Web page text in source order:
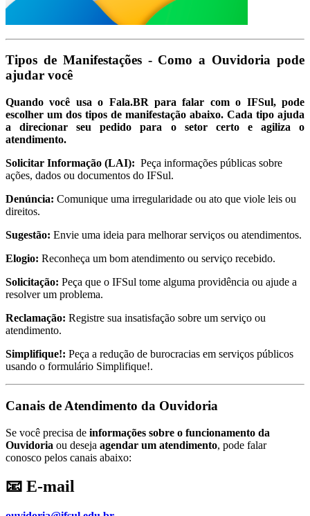
Tipos de Manifestações - Como a Ouvidoria pode
ajudar você
Quando você usa o Fala.BR para falar com o IFSul, pode
escolher um dos tipos de manifestação abaixo. Cada tipo ajuda
a direcionar seu pedido para o setor certo e agiliza o
atendimento.
Solicitar Informação (LAI): Peça informações públicas sobre
ações, dados ou documentos do IFSul.
Denúncia: Comunique uma irregularidade ou ato que viole leis ou
direitos.
Sugestão: Envie uma ideia para melhorar serviços ou atendimentos.
Elogio: Reconheça um bom atendimento ou serviço recebido.
Solicitação: Peça que o IFSul tome alguma providência ou ajude a
resolver um problema.
Reclamação: Registre sua insatisfação sobre um serviço ou
atendimento.
Simplifique!: Peça a redução de burocracias em serviços públicos
usando o formulário Simplifique!.
Canais de Atendimento da Ouvidoria
Se você precisa de informações sobre o funcionamento da
Ouvidoria ou deseja agendar um atendimento, pode falar
conosco pelos canais abaixo:
📧 E-mail